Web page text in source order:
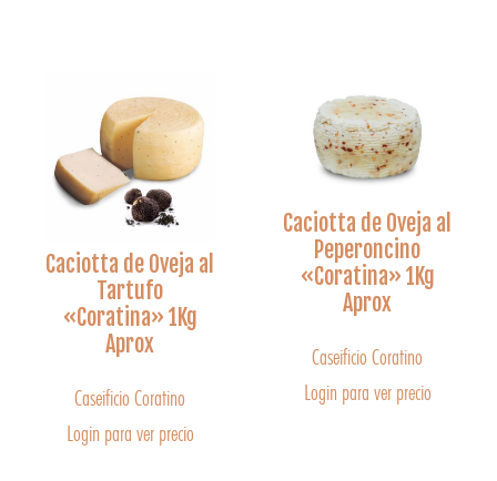
Caciotta de Oveja al
Tartufo
«Coratina» 1Kg
Aprox
Caseificio Coratino
Login para ver precio
Caciotta de Oveja al
Peperoncino
«Coratina» 1Kg
Aprox
Caseificio Coratino
Login para ver precio